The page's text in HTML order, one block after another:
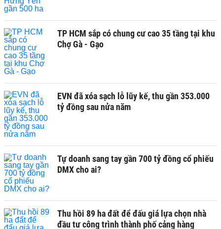
TP HCM sắp có chung cư cao 35 tầng tại khu
Chợ Gà - Gạo
EVN đã xóa sạch lỗ lũy kế, thu gần 353.000
tỷ đồng sau nửa năm
Tự doanh sang tay gần 700 tỷ đồng cổ phiếu
DMX cho ai?
Thu hồi 89 ha đất để đấu giá lựa chọn nhà
đầu tư công trình thành phố cảng hàng